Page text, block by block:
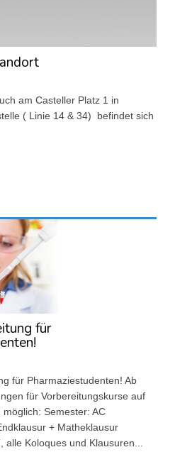
am Casteller Platz 1 in
( Linie 14 & 34) befindet sich
für
für Pharmaziestudenten! Ab
für Vorbereitungskurse auf
Semester: AC
+ Matheklausur
alle Koloques und Klausuren...